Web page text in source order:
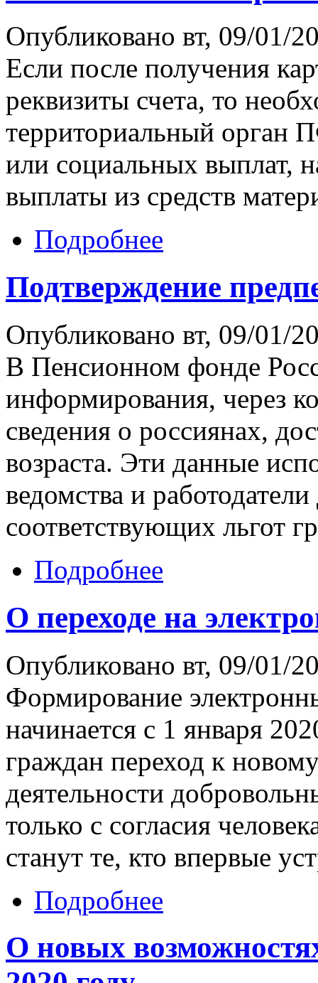
Опубликовано вт, 09/01/
Если после получения
реквизиты счета, то
территориальный орган
или социальных выплат,
выплаты из средств
Подробнее
Подтверждение
Опубликовано вт, 09/01/
В Пенсионном фонде
информирования, через
сведения о россиянах,
возраста. Эти данные
ведомства и
соответствующих льгот
Подробнее
О переходе на
Опубликовано вт, 09/01/
Формирование
начинается с 1 января
граждан переход к
деятельности
только с согласия
станут те, кто впервые
Подробнее
О новых